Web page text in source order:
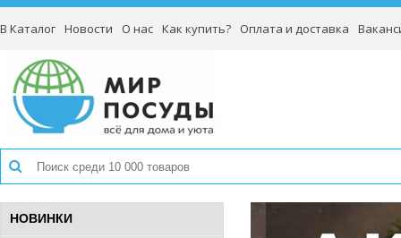
В Каталог Новости О нас Как купить? Оплата и доставка
НОВИНКИ